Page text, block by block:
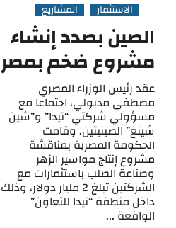
الاستثمار المشاريع
الصين بصدد إنشاء
مشروع ضخم بمصر
عقد رئيس الوزراء المصري
مصطفى مدبولي، اجتماعا مع
مسؤولي شركتي “تيدا” و”شين
شينغ” الصينيتين. وقامت
الحكومة المصرية بمناقشة
مشروع إنتاج مواسير الزهر
وصناعة الصلب باستثمارات مع
الشركتين تبلغ 2 مليار دولار، وذلك
داخل منطقة “تيدا للتعاون”
الواقعة ...